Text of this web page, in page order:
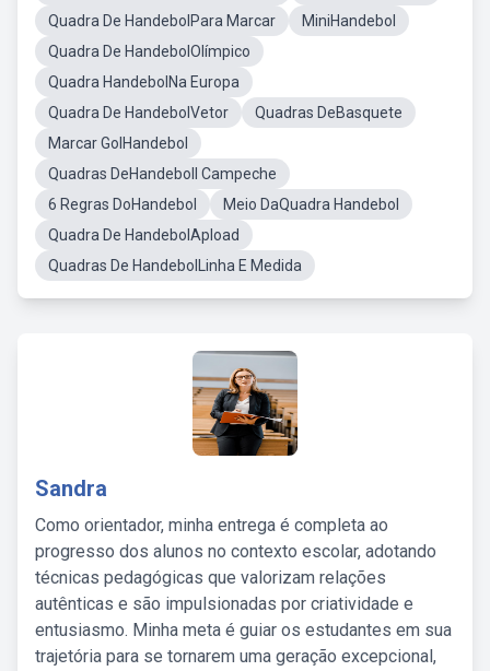
Quadra De HandebolPara Marcar
MiniHandebol
Quadra De HandebolOlímpico
Quadra HandebolNa Europa
Quadra De HandebolVetor
Quadras DeBasquete
Marcar GolHandebol
Quadras DeHandeboll Campeche
6 Regras DoHandebol
Meio DaQuadra Handebol
Quadra De HandebolApload
Quadras De HandebolLinha E Medida
Sandra
Como orientador, minha entrega é completa ao
progresso dos alunos no contexto escolar, adotando
técnicas pedagógicas que valorizam relações
autênticas e são impulsionadas por criatividade e
entusiasmo. Minha meta é guiar os estudantes em sua
trajetória para se tornarem uma geração excepcional,